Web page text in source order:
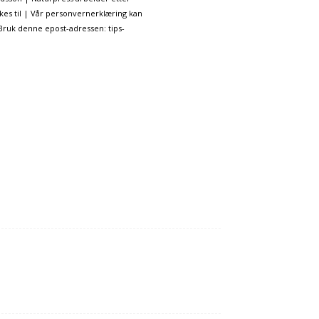
til | Vår personvernerklæring kan
denne epost-adressen: tips-